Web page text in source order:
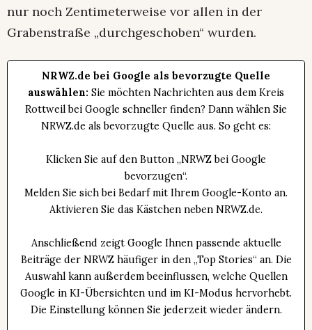
nur noch Zentimeterweise vor allen in der
Grabenstraße „durchgeschoben“ wurden.
NRWZ.de bei Google als bevorzugte Quelle
auswählen: Sie möchten Nachrichten aus dem Kreis
Rottweil bei Google schneller finden? Dann wählen Sie
NRWZ.de als bevorzugte Quelle aus. So geht es:
Klicken Sie auf den Button „NRWZ bei Google
bevorzugen“.
Melden Sie sich bei Bedarf mit Ihrem Google-Konto an.
Aktivieren Sie das Kästchen neben NRWZ.de.
Anschließend zeigt Google Ihnen passende aktuelle
Beiträge der NRWZ häufiger in den „Top Stories“ an. Die
Auswahl kann außerdem beeinflussen, welche Quellen
Google in KI-Übersichten und im KI-Modus hervorhebt.
Die Einstellung können Sie jederzeit wieder ändern.